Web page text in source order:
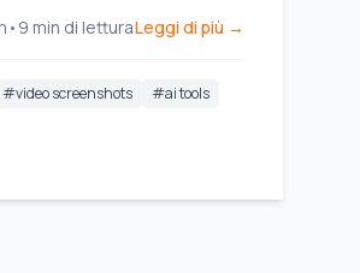
• 9 min di letturaLeggi di più →
#video screenshots #ai tools